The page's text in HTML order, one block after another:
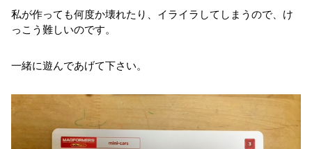
私が作っても何度か壊れたり、イライラしてしまうので、け
っこう難しいのです。
一緒に遊んであげて下さい。